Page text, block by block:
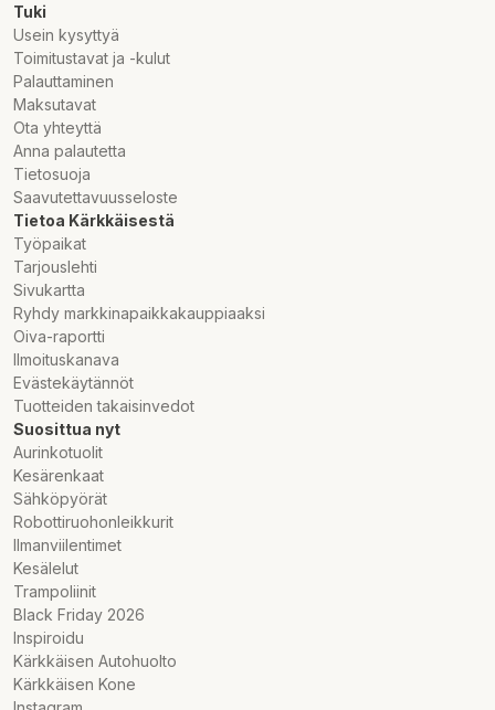
Tuki
Usein kysyttyä
Toimitustavat ja -kulut
Palauttaminen
Maksutavat
Ota yhteyttä
Anna palautetta
Tietosuoja
Saavutettavuusseloste
Tietoa Kärkkäisestä
Työpaikat
Tarjouslehti
Sivukartta
Ryhdy markkinapaikkakauppiaaksi
Oiva-raportti
Ilmoituskanava
Evästekäytännöt
Tuotteiden takaisinvedot
Suosittua nyt
Aurinkotuolit
Kesärenkaat
Sähköpyörät
Robottiruohonleikkurit
Ilmanviilentimet
Kesälelut
Trampoliinit
Black Friday 2026
Inspiroidu
Kärkkäisen Autohuolto
Kärkkäisen Kone